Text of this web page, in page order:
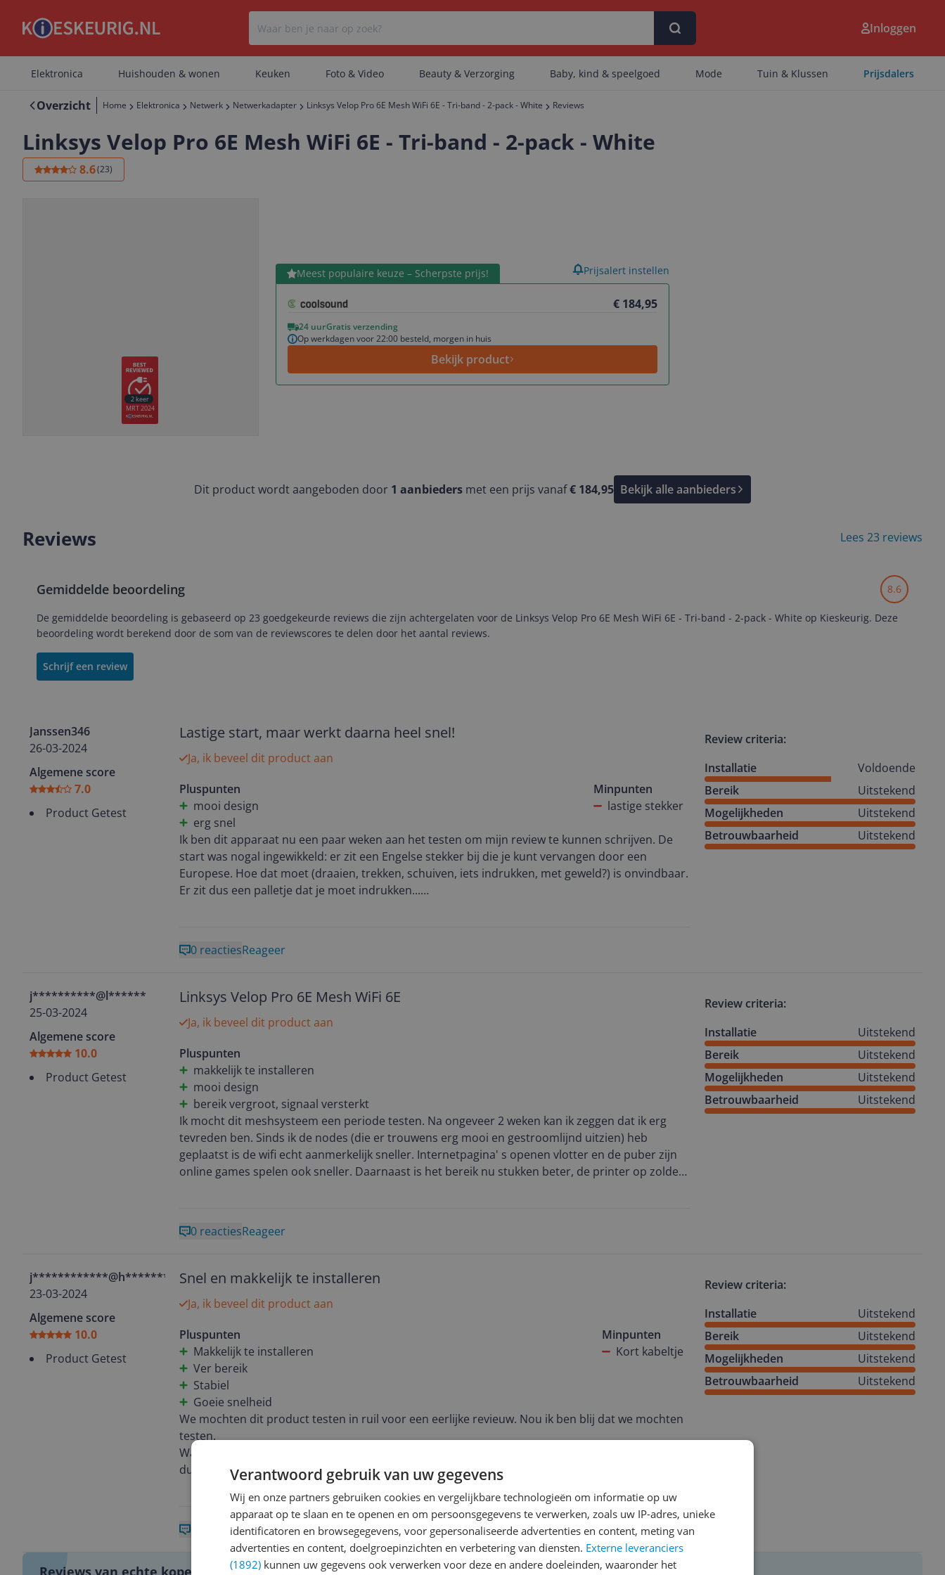
Er zijn geen categorieën gevonden.
Inloggen
Elektronica Huishouden & wonen Keuken Foto & Video Beauty & Verzorging Baby, kind & speelgoed Mode Tuin & Klussen Prijsdalers
Overzicht Home Elektronica Netwerk Netwerkadapter Linksys Velop Pro 6E Mesh WiFi 6E - Tri-band - 2-pack - White Reviews
Linksys Velop Pro 6E Mesh WiFi 6E - Tri-band - 2-pack - White
8.6(23)
MRT 2024
2keer
Meest populaire keuze – Scherpste prijs!
€ 184,95
24 uurGratis verzending
Op werkdagen voor 22:00 besteld, morgen in huis
Bekijk product
Bekijk product Prijsalert instellen
Dit product wordt aangeboden door 1 aanbieders met een prijs vanaf€ 184,95 Bekijk alle aanbieders
Reviews Lees 23 reviews
Gemiddelde beoordeling 8.6
De gemiddelde beoordeling is gebaseerd op 23 goedgekeurde reviews die zijn achtergelaten voor de Linksys Velop Pro 6E Mesh WiFi 6E - Tri-band - 2-pack - White op Kieskeurig. Deze
beoordeling wordt berekend door de som van de reviewscores te delen door het aantal reviews.
Schrijf een review
Janssen346
26-03-2024
Algemene score
7.0
Product Getest
Lastige start, maar werkt daarna heel snel!
Ik ben dit apparaat nu een paar weken aan het testen om mijn review te kunnen schrijven. De
start was nogal ingewikkeld: er zit een Engelse stekker bij die je kunt vervangen door een
Europese. Hoe dat moet (draaien, trekken, schuiven, iets indrukken, met geweld?) is onvindbaar.
Er zit dus een palletje dat je moet indrukken...
En dan werkt het ook meteen prima! De ontvangst vooral op de bovenverdieping is heel erg
verbeterd, razendsnel ineens!
Pluspunten
mooi design
erg snel
Minpunten
lastige stekker
Ja, ik beveel dit product aan
Review criteria:
Installatie
Voldoende
Bereik
Uitstekend
Mogelijkheden
Uitstekend
Betrouwbaarheid
Uitstekend
0 reactiesReageer
j**********@l******
25-03-2024
Algemene score
10.0
Product Getest
Linksys Velop Pro 6E Mesh WiFi 6E
Ik mocht dit meshsysteem een periode testen. Na ongeveer 2 weken kan ik zeggen dat ik erg
tevreden ben. Sinds ik de nodes (die er trouwens erg mooi en gestroomlijnd uitzien) heb
geplaatst is de wifi echt aanmerkelijk sneller. Internetpagina' s openen vlotter en de puber zijn
online games spelen ook sneller. Daarnaast is het bereik nu stukken beter, de printer op zolder
een simpel te installeren, goed werkend systeem wat er ook nog eens mooi uitziet, dan is dit de
aankoop voor jou.
Pluspunten
makkelijk te installeren
mooi design
bereik vergroot, signaal versterkt
Ja, ik beveel dit product aan
Review criteria:
Installatie
Uitstekend
Bereik
Uitstekend
Mogelijkheden
Uitstekend
Betrouwbaarheid
Uitstekend
0 reactiesReageer
j************@h**********
23-03-2024
Algemene score
10.0
Product Getest
Snel en makkelijk te installeren
We mochten dit product testen in ruil voor een eerlijke revieuw. Nou ik ben blij dat we mochten
testen.
Wat een top ding. Hij is makkelijk stap voor stap te installeren. (Alleen het kabeltje was wat kort
dus beperkte werkruimte)
Alles staat duidelijk beschreven.
En het was zo klaar.
Zelfs onze smart apparaten waren zo weer gekoppeld. Waar andere routers de achtertuin niet
halen doet deze dat met gemak. We hebben hem nu een paar weken en nog geen 1 keer is hij uit
Erg stabiel dus.
Pluspunten
Makkelijk te installeren
Ver bereik
Stabiel
Goeie snelheid
Minpunten
Kort kabeltje
Ja, ik beveel dit product aan
Review criteria:
Installatie
Uitstekend
Bereik
Uitstekend
Mogelijkheden
Uitstekend
Betrouwbaarheid
Uitstekend
0 reactiesReageer
Reviews van echte kopers.
Verantwoord gebruik van uw gegevens
Wij en onze partners gebruiken cookies en vergelijkbare technologieën om informatie op uw
apparaat op te slaan en te openen en om persoonsgegevens te verwerken, zoals uw IP-adres, unieke
identificatoren en browsegegevens, voor gepersonaliseerde advertenties en content, meting van
advertenties en content, doelgroepinzichten en verbetering van diensten. Externe leveranciers
(1892) kunnen uw gegevens ook verwerken voor deze en andere doeleinden, waaronder het